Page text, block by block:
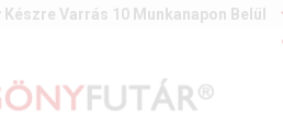
Készre Varrás 10 Munkanapon Belül